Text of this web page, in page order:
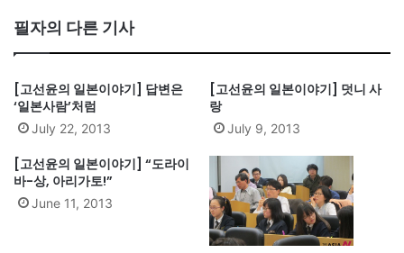
필자의 다른 기사
[고선윤의 일본이야기] 답변은
‘일본사람’처럼
July 22, 2013
[고선윤의 일본이야기] 덧니 사
랑
July 9, 2013
[고선윤의 일본이야기] “도라이
바-상, 아리가토!”
June 11, 2013